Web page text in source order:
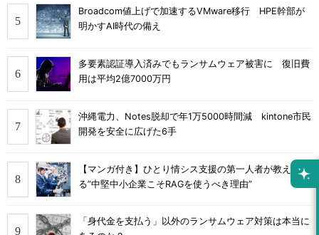
Broadcom値上げで加速するVMware移行 HPE幹部が
明かすAI時代の備え
多要素認証導入済みでもランサムウェア被害に 復旧費
用は平均2億7000万円
沖縄電力、Notes脱却で年1万5000時間減 kintone市民
開発を安全に広げた6手
【マンガ付き】ひとり情シス支援の第一人者が教え
る”中堅中小企業こそRAGを使うべき理由”
「身代金を支払う」以外のランサムウェア対策は本当に